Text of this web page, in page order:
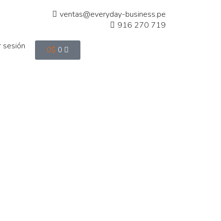
ventas@everyday-business.pe
916 270 719
sesión
0$ 0